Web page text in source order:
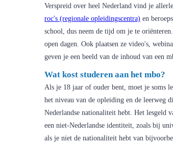
Verspreid over heel Nederland vind je
roc's (regionale opleidingscentra) en
school, dus neem de tijd om je te
open dagen. Ook plaatsen ze video's,
geven je een beeld van de inhoud van een
Wat kost studeren aan het mbo?
Als je 18 jaar of ouder bent, moet je soms
het niveau van de opleiding en de
Nederlandse nationaliteit hebt. Het lesgeld
een niet-Nederlandse identiteit, zoals bij
als je niet de nationaliteit hebt van